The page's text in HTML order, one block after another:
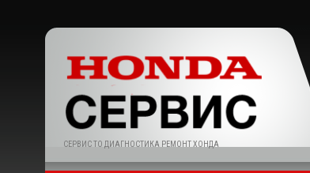
СЕРВИС ТО ДИАГНОСТИКА РЕМОНТ ХОНДА